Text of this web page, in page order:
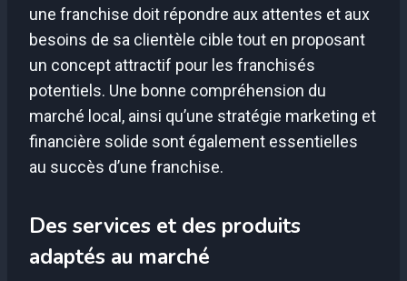
une franchise doit répondre aux attentes et aux
besoins de sa clientèle cible tout en proposant
un concept attractif pour les franchisés
potentiels. Une bonne compréhension du
marché local, ainsi qu’une stratégie marketing et
financière solide sont également essentielles
au succès d’une franchise.
Des services et des produits
adaptés au marché